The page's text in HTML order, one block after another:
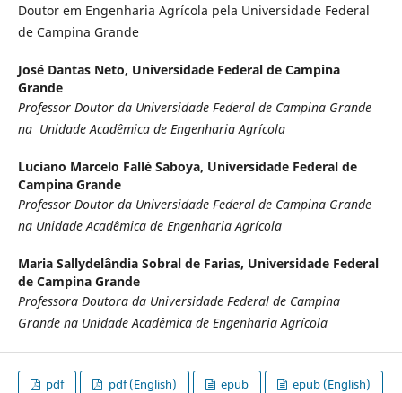
Doutor em Engenharia Agrícola pela Universidade Federal
de Campina Grande
José Dantas Neto, Universidade Federal de Campina
Grande
Professor Doutor da Universidade Federal de Campina Grande
na Unidade Acadêmica de Engenharia Agrícola
Luciano Marcelo Fallé Saboya, Universidade Federal de
Campina Grande
Professor Doutor da Universidade Federal de Campina Grande
na Unidade Acadêmica de Engenharia Agrícola
Maria Sallydelândia Sobral de Farias, Universidade Federal
de Campina Grande
Professora Doutora da Universidade Federal de Campina
Grande na Unidade Acadêmica de Engenharia Agrícola
pdf pdf (English) epub epub (English)